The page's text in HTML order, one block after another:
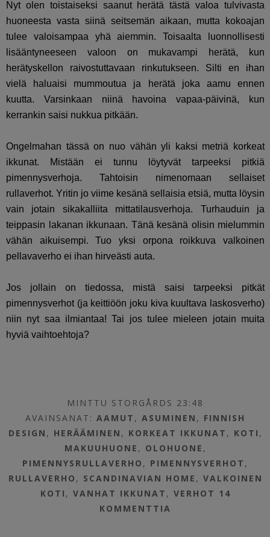
Nyt olen toistaiseksi saanut herätä tästä valoa tulvivasta
huoneesta vasta siinä seitsemän aikaan, mutta kokoajan
tulee valoisampaa yhä aiemmin. Toisaalta luonnollisesti
lisääntyneeseen valoon on mukavampi herätä, kun
herätyskellon raivostuttavaan rinkutukseen. Silti en ihan
vielä haluaisi mummoutua ja herätä joka aamu ennen
kuutta. Varsinkaan niinä havoina vapaa-päivinä, kun
kerrankin saisi nukkua pitkään.
Ongelmahan tässä on nuo vähän yli kaksi metriä korkeat
ikkunat. Mistään ei tunnu löytyvät tarpeeksi pitkiä
pimennysverhoja. Tahtoisin nimenomaan sellaiset
rullaverhot. Yritin jo viime kesänä sellaisia etsiä, mutta löysin
vain jotain sikakalliita mittatilausverhoja. Turhauduin ja
teippasin lakanan ikkunaan. Tänä kesänä olisin mielummin
vähän aikuisempi. Tuo yksi orpona roikkuva valkoinen
pellavaverho ei ihan hirveästi auta.
Jos jollain on tiedossa, mistä saisi tarpeeksi pitkät
pimennysverhot (ja keittiöön joku kiva kuultava laskosverho)
niin nyt saa ilmiantaa! Tai jos tulee mieleen jotain muita
hyviä vaihtoehtoja?
MINTTU STORGÅRDS 23:48
AVAINSANAT:AAMUT ,ASUMINEN , FINNISH
DESIGN , HERÄÄMINEN , KORKEAT IKKUNAT , KOTI ,
MAKUUHUONE , OLOHUONE ,
PIMENNYSRULLAVERHO , PIMENNYSVERHOT ,
RULLAVERHO , SCANDINAVIAN HOME , VALKOINEN
KOTI , VANHAT IKKUNAT , VERHOT 14
KOMMENTTIA